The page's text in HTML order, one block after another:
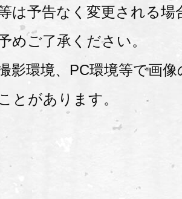
は予告なく変更される場
めご了承ください。
影環境、PC環境等で画
とがあります。